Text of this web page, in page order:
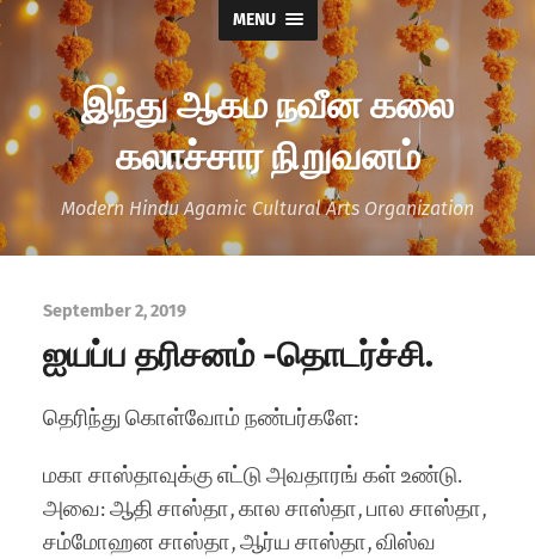
MENU
இந்து ஆகம நவீன கலை
கலாச்சார நிறுவனம்
Modern Hindu Agamic Cultural Arts Organization
September 2, 2019
ஐயப்ப தரிசனம் -தொடர்ச்சி.
தெரிந்து கொள்வோம் நண்பர்களே:
மகா சாஸ்தாவுக்கு எட்டு அவதாரங் கள் உண்டு.
அவை: ஆதி சாஸ்தா, கால சாஸ்தா, பால சாஸ்தா,
சம்மோஹன சாஸ்தா, ஆர்ய சாஸ்தா, விஸ்வ